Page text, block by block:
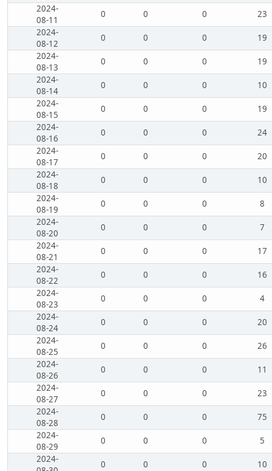
2024-
08-11
0 0 0
23
2024-
08-12
0 0 0
19
2024-
08-13
0 0 0
19
2024-
08-14
0 0 0
10
2024-
08-15
0 0 0
19
2024-
08-16
0 0 0
24
2024-
08-17
0 0 0
20
2024-
08-18
0 0 0
10
2024-
08-19
0 0 0
8
2024-
08-20
0 0 0
7
2024-
08-21
0 0 0
17
2024-
08-22
0 0 0
16
2024-
08-23
0 0 0
4
2024-
08-24
0 0 0
20
2024-
08-25
0 0 0
26
2024-
08-26
0 0 0
11
2024-
08-27
0 0 0
23
2024-
08-28
0 0 0
75
2024-
08-29
0 0 0
5
2024-
0 0 0 10